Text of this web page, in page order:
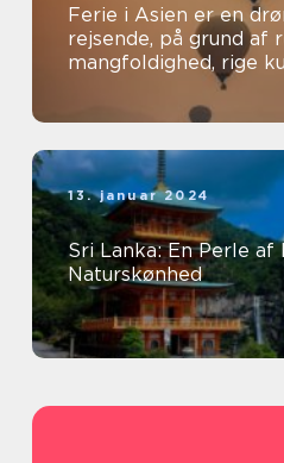
Ferie i Asien er en
rejsende, på grund af
mangfoldighed, rige
landskaber og
13. januar 2024
Sri Lanka: En Perle af
Naturskønhed